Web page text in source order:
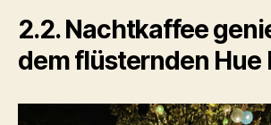
2.2. Nachtkaffee
dem flüsternden Hue